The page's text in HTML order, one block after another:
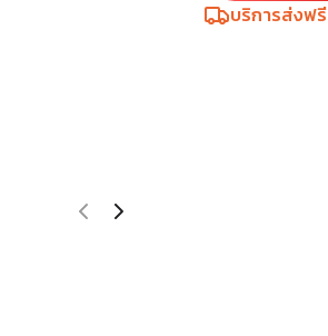
บริการส่งฟรี